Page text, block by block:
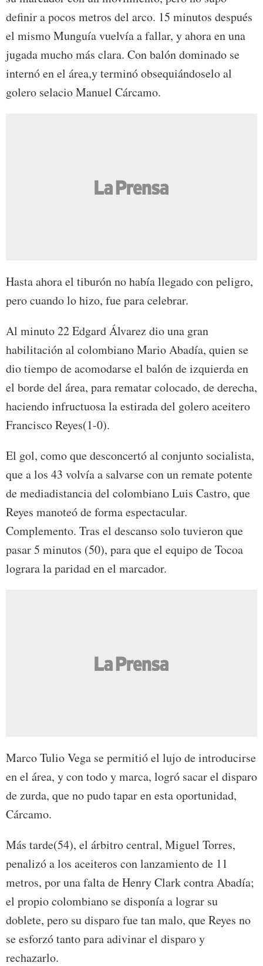
definir a pocos metros del arco. 15 minutos después
el mismo Munguía vuelvía a fallar, y ahora en una
jugada mucho más clara. Con balón dominado se
internó en el área,y terminó obsequiándoselo al
golero selacio Manuel Cárcamo.
Hasta ahora el tiburón no había llegado con peligro,
pero cuando lo hizo, fue para celebrar.
Al minuto 22 Edgard Álvarez dio una gran
habilitación al colombiano Mario Abadía, quien se
dio tiempo de acomodarse el balón de izquierda en
el borde del área, para rematar colocado, de derecha,
haciendo infructuosa la estirada del golero aceitero
Francisco Reyes(1-0).
El gol, como que desconcertó al conjunto socialista,
que a los 43 volvía a salvarse con un remate potente
de mediadistancia del colombiano Luis Castro, que
Reyes manoteó de forma espectacular.
Complemento. Tras el descanso solo tuvieron que
pasar 5 minutos (50), para que el equipo de Tocoa
lograra la paridad en el marcador.
Marco Tulio Vega se permitió el lujo de introducirse
en el área, y con todo y marca, logró sacar el disparo
de zurda, que no pudo tapar en esta oportunidad,
Cárcamo.
Más tarde(54), el árbitro central, Miguel Torres,
penalizó a los aceiteros con lanzamiento de 11
metros, por una falta de Henry Clark contra Abadía;
el propio colombiano se disponía a lograr su
doblete, pero su disparo fue tan malo, que Reyes no
se esforzó tanto para adivinar el disparo y
rechazarlo.